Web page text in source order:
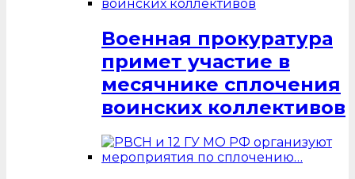
Военная прокуратура
примет участие в
месячнике сплочения
воинских коллективов